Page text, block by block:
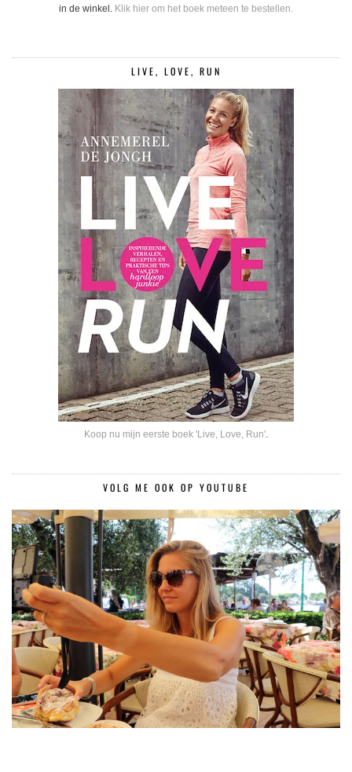
in de winkel. Klik hier om het boek meteen te bestellen.
LIVE, LOVE, RUN
Koop nu mijn eerste boek 'Live, Love, Run'
VOLG ME OOK OP YOUTUBE